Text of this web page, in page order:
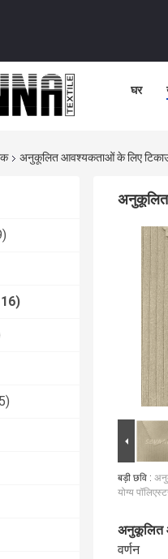
घर
अनुकूलित आवश्यकताओं के लिए टिकाऊ
अनुकूलित
बड़ी छवि :
योग्य
अनुकूलित
वर्णन